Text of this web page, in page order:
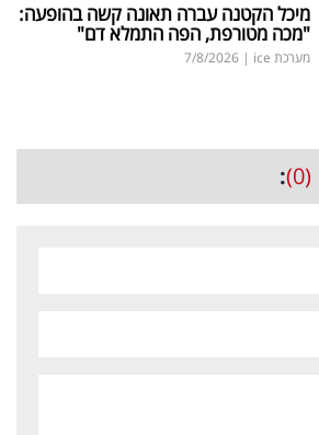
מיכל הקטנה עברה תאונה קשה בהופעה:
"מכה מטורפת, הפה התמלא דם"
מערכת ice |
7/8/2026
(0)
: